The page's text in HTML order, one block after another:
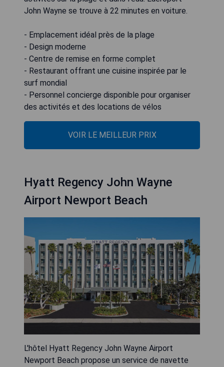
John Wayne se trouve à 22 minutes en voiture.
- Emplacement idéal près de la plage
- Design moderne
- Centre de remise en forme complet
- Restaurant offrant une cuisine inspirée par le
surf mondial
- Personnel concierge disponible pour organiser
des activités et des locations de vélos
VOIR LE MEILLEUR PRIX
Hyatt Regency John Wayne
Airport Newport Beach
L'hôtel Hyatt Regency John Wayne Airport
Newport Beach propose un service de navette